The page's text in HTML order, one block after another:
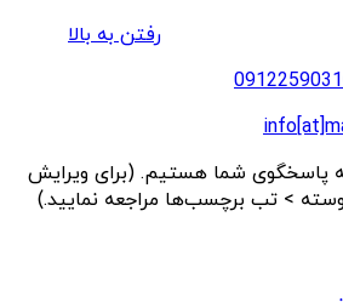
رفتن به بالا
7 روز هفته پاسخگوی شما هستیم. (برای ویرایش
> تب برچسب‌ها مراجعه نمایید.)